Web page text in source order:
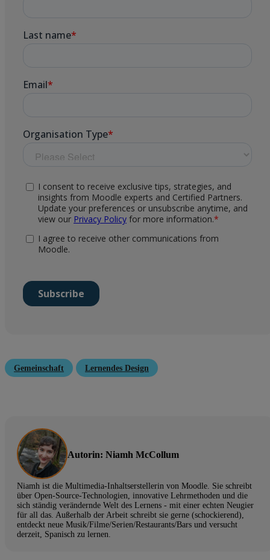
Gemeinschaft Lernendes Design
Autorin: Niamh McCollum
Niamh ist die Multimedia-Inhaltserstellerin von Moodle. Sie schreibt
über Open-Source-Technologien, innovative Lehrmethoden und die
sich ständig verändernde Welt des Lernens - mit einer echten Neugier
für all das. Außerhalb der Arbeit schreibt sie gerne (schockierend),
entdeckt neue Musik/Filme/Serien/Restaurants/Bars und versucht
derzeit, Spanisch zu lernen.